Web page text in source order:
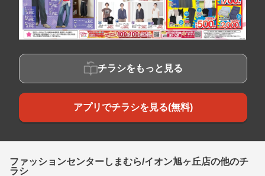
チラシをもっと見る
アプリでチラシを見る(無料)
ファッションセンターしまむら/イオン旭ヶ丘店の他のチ
ラシ